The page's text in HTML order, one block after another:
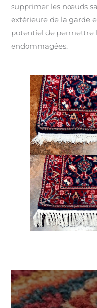
supprimer les nœuds
extérieure de la garde
potentiel de permettre
endommagées.